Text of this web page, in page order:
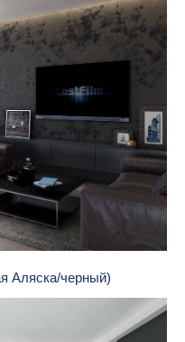
Аляска/черный)